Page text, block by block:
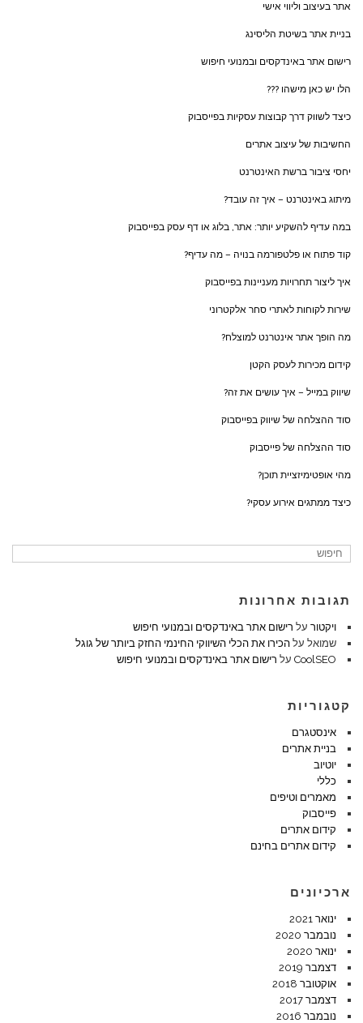
אתר בעיצוב וליווי אישי
בניית אתר בשיטת הליסינג
רישום אתר באינדקסים ובמנועי חיפוש
הלו יש כאן מישהו ???
כיצד לשווק דרך קבוצות עסקיות בפייסבוק
החשיבות של עיצוב אתרים
יחסי ציבור ברשת האינטרנט
מיתוג באינטרנט – איך זה עובד?
במה עדיף להשקיע יותר: אתר, בלוג או דף עסק בפייסבוק
קוד פתוח או פלטפורמה בנויה – מה עדיף?
איך ליצור תחרויות מעניינות בפייסבוק
שירות לקוחות לאתרי סחר אלקטרוני
מה הופך אתר אינטרנט למוצלח?
קידום מכירות לעסק הקטן
שיווק במייל – איך עושים את זה?
סוד ההצלחה של שיווק בפייסבוק
סוד ההצלחה של פייסבוק
מהי אופטימיזציית תוכן?
כיצד ממתגים אירוע עסקי?
תגובות אחרונות
ויקטור על רישום אתר באינדקסים ובמנועי חיפוש
שמואל על הכירו את הכלי השיווקי החינמי החזק ביותר של גוגל
CoolSEO על רישום אתר באינדקסים ובמנועי חיפוש
קטגוריות
אינסטגרם
בניית אתרים
יוטיוב
כללי
מאמרים וטיפים
פייסבוק
קידום אתרים
קידום אתרים בחינם
ארכיונים
ינואר 2021
נובמבר 2020
ינואר 2020
דצמבר 2019
אוקטובר 2018
דצמבר 2017
נובמבר 2016